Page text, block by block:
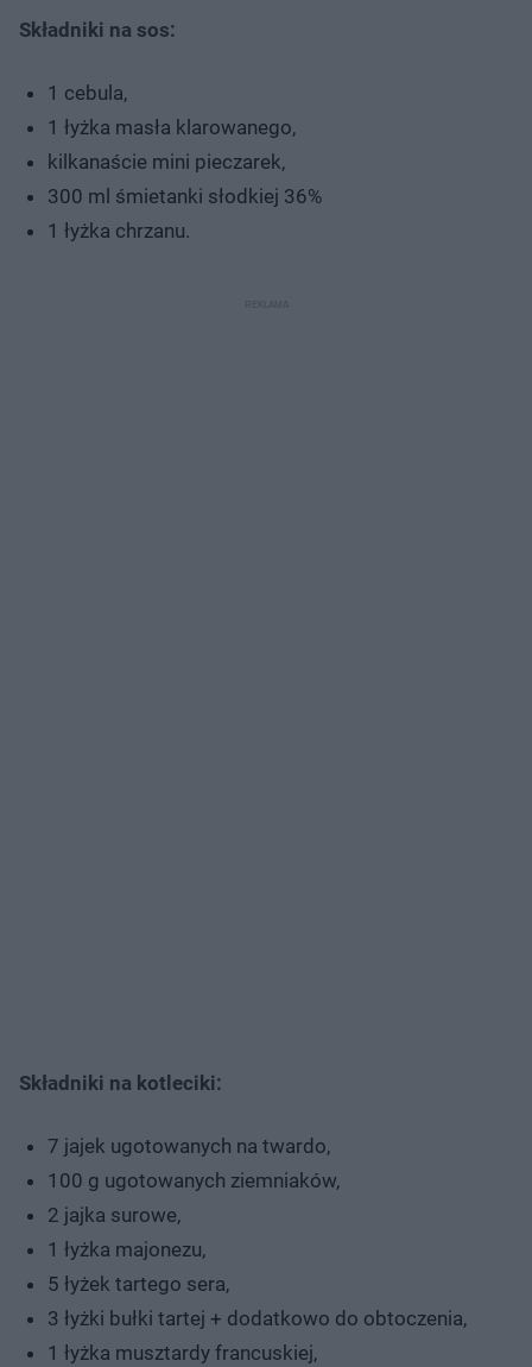
Składniki na sos:
1 cebula,
1 łyżka masła klarowanego,
kilkanaście mini pieczarek,
300 ml śmietanki słodkiej 36%
1 łyżka chrzanu.
Składniki na kotleciki:
7 jajek ugotowanych na twardo,
100 g ugotowanych ziemniaków,
2 jajka surowe,
1 łyżka majonezu,
5 łyżek tartego sera,
3 łyżki bułki tartej + dodatkowo do obtoczenia,
1 łyżka musztardy francuskiej,